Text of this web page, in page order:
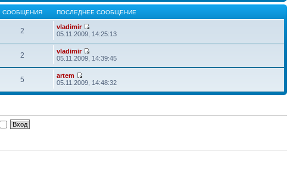
СООБЩЕНИЯ ПОСЛЕДНЕЕ СООБЩЕНИЕ
2
vladimir
05.11.2009, 14:25:13
2
vladimir
05.11.2009, 14:39:45
5
artem
05.11.2009, 14:48:32